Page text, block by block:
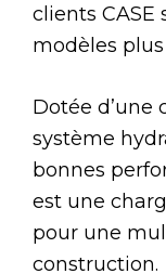
clients CASE
modèles
Dotée d’une
système
bonnes
est une
pour une
construction.